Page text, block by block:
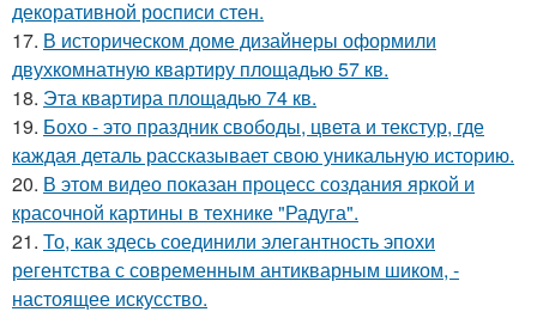
декоративной росписи стен.
17. В историческом доме дизайнеры оформили
двухкомнатную квартиру площадью 57 кв.
18. Эта квартира площадью 74 кв.
19. Бохо - это праздник свободы, цвета и текстур, где
каждая деталь рассказывает свою уникальную историю.
20. В этом видео показан процесс создания яркой и
красочной картины в технике "Радуга".
21. То, как здесь соединили элегантность эпохи
регентства с современным антикварным шиком, -
настоящее искусство.